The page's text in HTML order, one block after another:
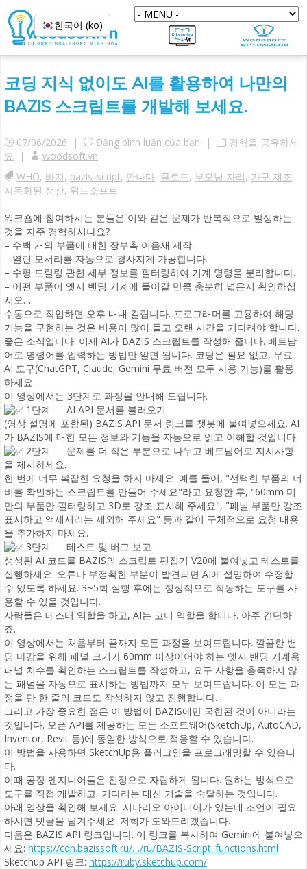
코딩 지식 없이도 AI를 활용하여 나만의
BAZIS 스크립트를 개발해 보세요.
07/06/2026 | Đăng bình luận của bạn |
경험을 공유하세
요
|
woodsoft.vn
WHO, 바지, bazis_script, 만나다, 클로드, 부모님 자리, 가구 제조,
자동화된 생산, 워드소프트
워크숍에 참여하시는 분들은 이와 같은 문제가 반복적으로 발생하는
것을 자주 경험하시나요?
– 수백 개의 부품에 대한 장부촉 이음새 제작.
– 열린 모서리를 자동으로 경사지게 가공합니다.
– 수평 드릴링 관련 세부 정보를 필터링하여 기계 명령을 분리합니다.
– 어떤 부품이 엣지 밴딩 기계에 들어갈 만큼 충분히 넓은지 확인하십
시오…
수동으로 작업하면 오후 내내 걸립니다. 프로그래머를 고용하여 해당
기능을 구현하는 것은 비용이 많이 들고 오랜 시간을 기다려야 합니다.
좋은 소식입니다! 이제 AI가 BAZIS 스크립트를 작성해 줍니다. 베트남
어로 명령어를 입력하는 방법만 알면 됩니다. 코딩은 필요 없고, 무료
AI 도구(ChatGPT, Claude, Gemini 무료 버전 모두 사용 가능)를 활용
하세요.
이 영상에서는 3단계로 과정을 안내해 드립니다.
1단계 — AI API 문서를 불러오기
(영상 설명에 포함된) BAZIS API 문서 링크를 챗봇에 붙여넣으세요. AI
가 BAZIS에 대한 모든 정보와 기능을 자동으로 읽고 이해할 것입니다.
2단계 — 문제를 더 작은 부분으로 나누고 베트남어로 지시사항
을 제시하세요.
한 번에 너무 복잡한 요청을 하지 마세요. 예를 들어, "선택한 부품의 너
비를 확인하는 스크립트를 만들어 주세요"라고 요청한 후, "60mm 미
만의 부품만 필터링하고 3D로 강조 표시해 주세요", "패널 부품만 강조
표시하고 액세서리는 제외해 주세요" 등과 같이 구체적으로 요청 내용
을 추가하지 마세요.
3단계 — 테스트 및 버그 보고
생성된 AI 코드를 BAZIS의 스크립트 편집기 V20에 붙여넣고 테스트를
실행하세요. 오류나 부정확한 부분이 발견되면 AI에 설명하여 수정할
수 있도록 하세요. 3~5회 실행 후에는 정상적으로 작동하는 도구를 사
용할 수 있을 것입니다.
사람들은 테스터 역할을 하고, AI는 코더 역할을 합니다. 아주 간단하
죠.
이 영상에서는 처음부터 끝까지 모든 과정을 보여드립니다. 깔끔한 밴
딩 마감을 위해 패널 크기가 60mm 이상이어야 하는 엣지 밴딩 기계용
패널 치수를 확인하는 스크립트를 작성하고, 요구 사항을 충족하지 않
는 패널을 자동으로 표시하는 방법까지 모두 보여드립니다. 이 모든 과
정을 단 한 줄의 코드도 작성하지 않고 진행합니다.
그리고 가장 중요한 점은 이 방법이 BAZIS에만 국한된 것이 아니라는
것입니다. 오픈 API를 제공하는 모든 소프트웨어(SketchUp, AutoCAD,
Inventor, Revit 등)에 동일한 방식으로 적용할 수 있습니다.
이 방법을 사용하면 SketchUp용 플러그인을 프로그래밍할 수 있습니
다.
이때 공장 엔지니어들은 진정으로 자립하게 됩니다. 원하는 방식으로
도구를 직접 개발하고, 기다리는 대신 기술을 숙달하는 것입니다.
아래 영상을 확인해 보세요. 시나리오 아이디어가 있는데 조언이 필요
하시면 댓글을 남겨주세요. 저희가 도와드리겠습니다.
다음은 BAZIS API 링크입니다. 이 링크를 복사하여 Gemini에 붙여넣으
세요: https://cdn.bazissoft.ru/…/ru/BAZIS-Script_functions.html
Sketchup API 링크: https://ruby.sketchup.com/
한국어 (ko)